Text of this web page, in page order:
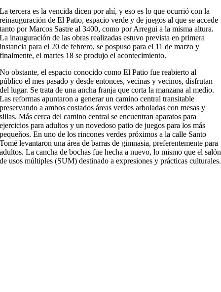
La tercera es la vencida dicen por ahí, y eso es lo que ocurrió con la
reinauguración de El Patio, espacio verde y de juegos al que se accede
tanto por Marcos Sastre al 3400, como por Arregui a la misma altura.
La inauguración de las obras realizadas estuvo prevista en primera
instancia para el 20 de febrero, se pospuso para el 11 de marzo y
finalmente, el martes 18 se produjo el acontecimiento.
No obstante, el espacio conocido como El Patio fue reabierto al
público el mes pasado y desde entonces, vecinas y vecinos, disfrutan
del lugar. Se trata de una ancha franja que corta la manzana al medio.
Las reformas apuntaron a generar un camino central transitable
preservando a ambos costados áreas verdes arboladas con mesas y
sillas. Más cerca del camino central se encuentran aparatos para
ejercicios para adultos y un novedoso patio de juegos para los más
pequeños. En uno de los rincones verdes próximos a la calle Santo
Tomé levantaron una área de barras de gimnasia, preferentemente para
adultos. La cancha de bochas fue hecha a nuevo, lo mismo que el salón
de usos múltiples (SUM) destinado a expresiones y prácticas culturales.